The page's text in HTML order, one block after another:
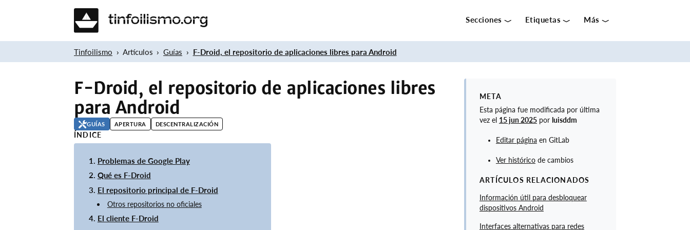
Secciones Etiquetas Más
S
Tinfoilismo Artículos Guías F-Droid, el repositorio de aplicaciones libres para Android
F-Droid, el repositorio de aplicaciones libres
para Android
GUÍAS APERTURA DESCENTRALIZACIÓN
ÍNDICE
Problemas de Google Play
Qué es F-Droid
El repositorio principal de F-Droid
Otros repositorios no oficiales
El cliente F-Droid
META
Esta página fue modificada por última
vez el 15 jun 2025por luisddm
Editar página en GitLab
Ver históricode cambios
ARTÍCULOS RELACIONADOS
Información útil para desbloquear
dispositivos Android
Interfaces alternativas para redes